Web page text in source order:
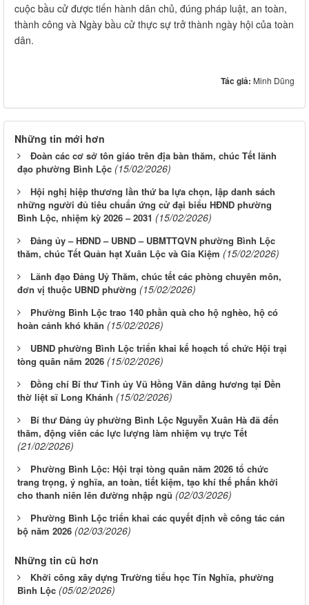
cuộc bầu cử được tiến hành dân chủ, đúng pháp luật, an toàn,
thành công và Ngày bầu cử thực sự trở thành ngày hội của toàn
dân.
Tác giả: Minh Dũng
Những tin mới hơn
Đoàn các cơ sở tôn giáo trên địa bàn thăm, chúc Tết lãnh
đạo phường Bình Lộc (15/02/2026)
Hội nghị hiệp thương lần thứ ba lựa chọn, lập danh sách
những người đủ tiêu chuẩn ứng cử đại biểu HĐND phường
Bình Lộc, nhiệm kỳ 2026 – 2031 (15/02/2026)
Đảng ủy – HĐND – UBND – UBMTTQVN phường Bình Lộc
thăm, chúc Tết Quản hạt Xuân Lộc và Gia Kiệm (15/02/2026)
Lãnh đạo Đảng Uỷ Thăm, chúc tết các phòng chuyên môn,
đơn vị thuộc UBND phường (15/02/2026)
Phường Bình Lộc trao 140 phần quà cho hộ nghèo, hộ có
hoàn cảnh khó khăn (15/02/2026)
UBND phường Bình Lộc triển khai kế hoạch tổ chức Hội trại
tòng quân năm 2026 (15/02/2026)
Đồng chí Bí thư Tỉnh ủy Vũ Hồng Văn dâng hương tại Đền
thờ liệt sĩ Long Khánh (15/02/2026)
Bí thư Đảng ủy phường Bình Lộc Nguyễn Xuân Hà đã đến
thăm, động viên các lực lượng làm nhiệm vụ trực Tết
(21/02/2026)
Phường Bình Lộc: Hội trại tòng quân năm 2026 tổ chức
trang trọng, ý nghĩa, an toàn, tiết kiệm, tạo khí thế phấn khởi
cho thanh niên lên đường nhập ngũ (02/03/2026)
Phường Bình Lộc triển khai các quyết định về công tác cán
bộ năm 2026 (02/03/2026)
Những tin cũ hơn
Khởi công xây dựng Trường tiểu học Tín Nghĩa, phường
Bình Lộc (05/02/2026)